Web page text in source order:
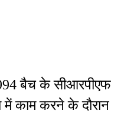
बैच के सीआरपीएफ
में काम करने के दौरान